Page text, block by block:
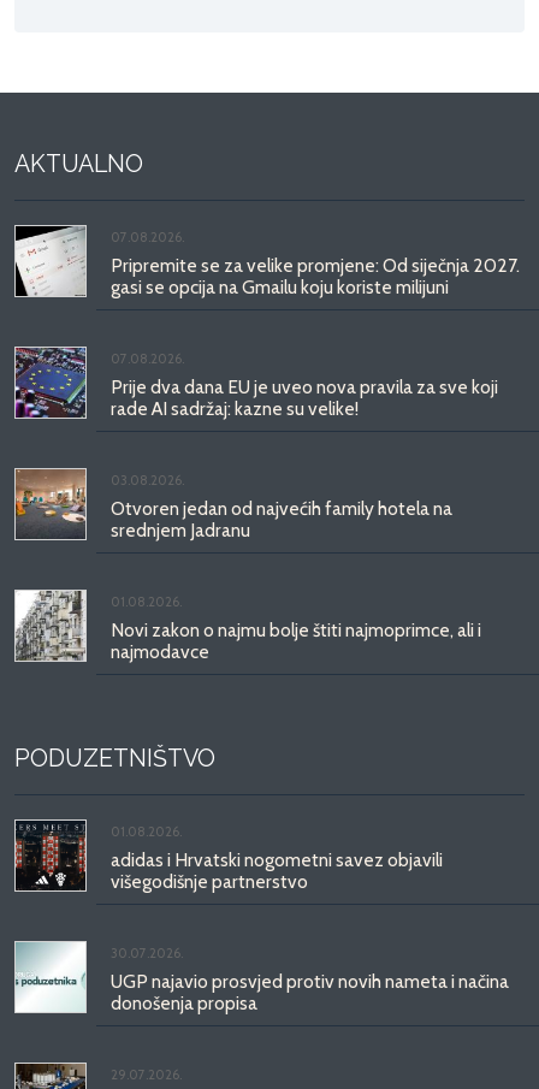
AKTUALNO
07.08.2026.
Pripremite se za velike promjene: Od siječnja 2027.
gasi se opcija na Gmailu koju koriste milijuni
07.08.2026.
Prije dva dana EU je uveo nova pravila za sve koji
rade AI sadržaj: kazne su velike!
03.08.2026.
Otvoren jedan od najvećih family hotela na
srednjem Jadranu
01.08.2026.
Novi zakon o najmu bolje štiti najmoprimce, ali i
najmodavce
PODUZETNIŠTVO
01.08.2026.
adidas i Hrvatski nogometni savez objavili
višegodišnje partnerstvo
30.07.2026.
UGP najavio prosvjed protiv novih nameta i načina
donošenja propisa
29.07.2026.